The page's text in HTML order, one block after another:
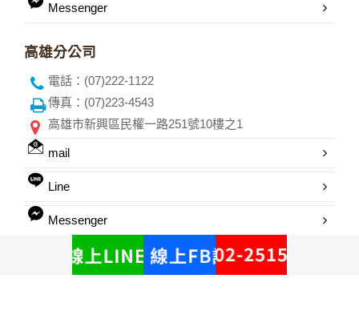
Messenger
高雄分公司
電話：(07)222-1122
傳真：(07)223-4543
高雄市新興區民權一路251號10樓之1
mail
Line
Messenger
信用卡優惠